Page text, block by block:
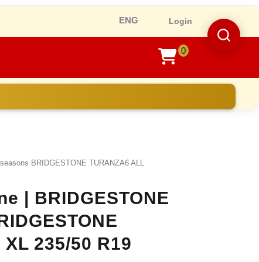
Login
shopping
cart
0
BRIDGESTONE TURANZA6 ALL
| BRIDGESTONE
235/50 R19